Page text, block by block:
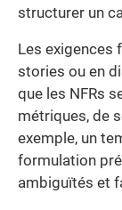
structurer un
Les exigences
stories ou en
que les NFRs
métriques, de
exemple, un
formulation
ambiguïtés et